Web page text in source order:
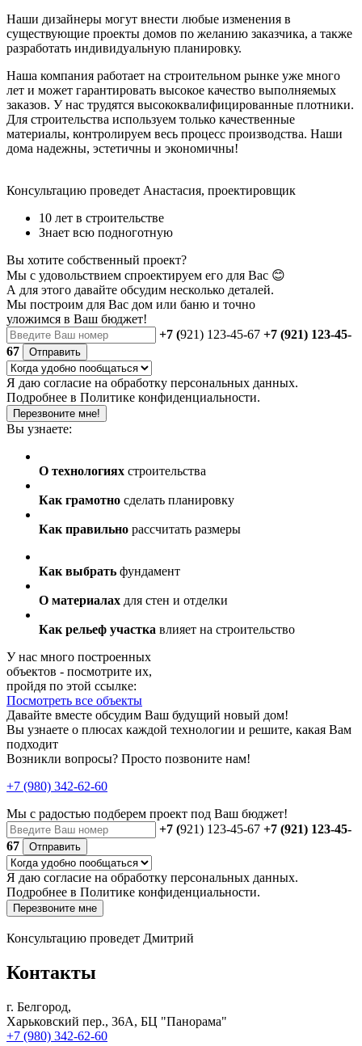
Наши дизайнеры могут внести любые изменения в
существующие проекты домов по желанию заказчика, а также
разработать индивидуальную планировку.
Наша компания работает на строительном рынке уже много
лет и может гарантировать высокое качество выполняемых
заказов. У нас трудятся высококвалифицированные плотники.
Для строительства используем только качественные
материалы, контролируем весь процесс производства. Наши
дома надежны, эстетичны и экономичны!
Консультацию проведет Анастасия, проектировщик
10 лет в строительстве
Знает всю подноготную
Вы хотите собственный проект?
Мы с удовольствием спроектируем его для Вас 😊
А для этого давайте обсудим несколько деталей.
Мы построим для Вас дом или баню и точно
уложимся в Ваш бюджет!
+7 (921) 123-45-67 +7 (921) 123-45-
67
Отправить
Я даю согласие на обработку персональных данных.
Подробнее в Политике конфиденциальности.
Перезвоните мне!
Вы узнаете:
О технологиях строительства
Как грамотно сделать планировку
Как правильно рассчитать размеры
Как выбрать фундамент
О материалах для стен и отделки
Как рельеф участка влияет на строительство
У нас много построенных
объектов - посмотрите их,
пройдя по этой ссылке:
Посмотреть все объекты
Давайте вместе обсудим Ваш будущий новый дом!
Вы узнаете о плюсах каждой технологии и решите, какая Вам
подходит
Возникли вопросы? Просто позвоните нам!
+7 (980) 342-62-60
Мы с радостью подберем проект под Ваш бюджет!
+7 (921) 123-45-67 +7 (921) 123-45-
67
Отправить
Я даю согласие на обработку персональных данных.
Подробнее в Политике конфиденциальности.
Перезвоните мне
Консультацию проведет Дмитрий
Контакты
г. Белгород,
Харьковский пер., 36А, БЦ "Панорама"
+7 (980) 342-62-60